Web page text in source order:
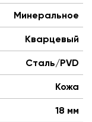
Минеральное
Кварцевый
Сталь/PVD
Кожа
18 мм